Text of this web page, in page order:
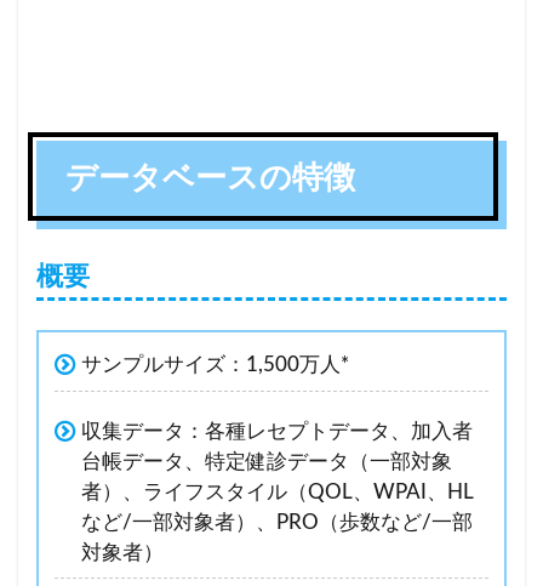
データベースの特徴
概要
サンプルサイズ：1,500万人*
収集データ：各種レセプトデータ、加入者
台帳データ、特定健診データ（一部対象
者）、ライフスタイル（QOL、WPAI、HL
など/一部対象者）、PRO（歩数など/一部
対象者）